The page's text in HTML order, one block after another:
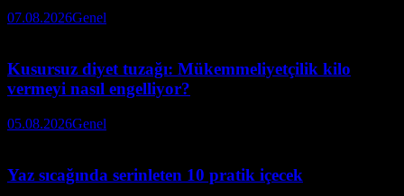
07.08.2026Genel
Kusursuz diyet tuzağı: Mükemmeliyetçilik kilo
vermeyi nasıl engelliyor?
05.08.2026Genel
Yaz sıcağında serinleten 10 pratik içecek